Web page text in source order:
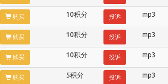
购买 10积分 投诉 mp3
购买 10积分 投诉 mp3
购买 10积分 投诉 mp3
购买 5积分 投诉 mp3